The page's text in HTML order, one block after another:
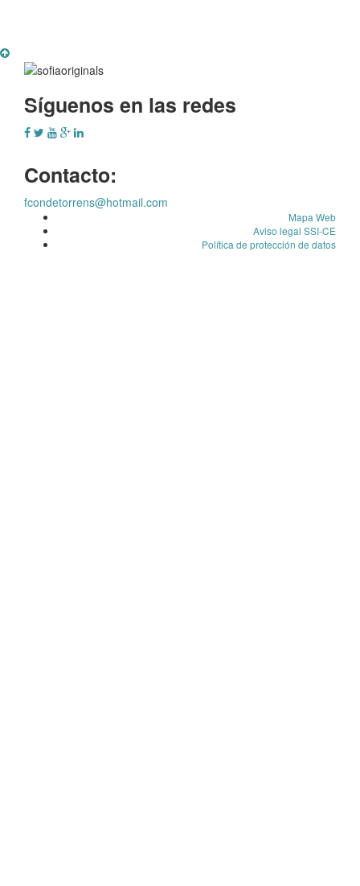
Síguenos en las redes
Contacto:
fcondetorrens@hotmail.com
Mapa Web
Aviso legal SSI-CE
Política de protección de datos